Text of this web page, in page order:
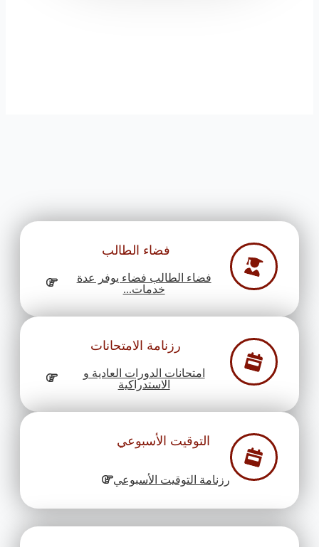
فضاء الطالب
فضاء الطالب فضاء يوفر عدة
خدمات...
رزنامة الامتحانات
امتحانات الدورات العادية و
الاستدراكية
التوقيت الأسبوعي
رزنامة التوقيت الأسبوعي